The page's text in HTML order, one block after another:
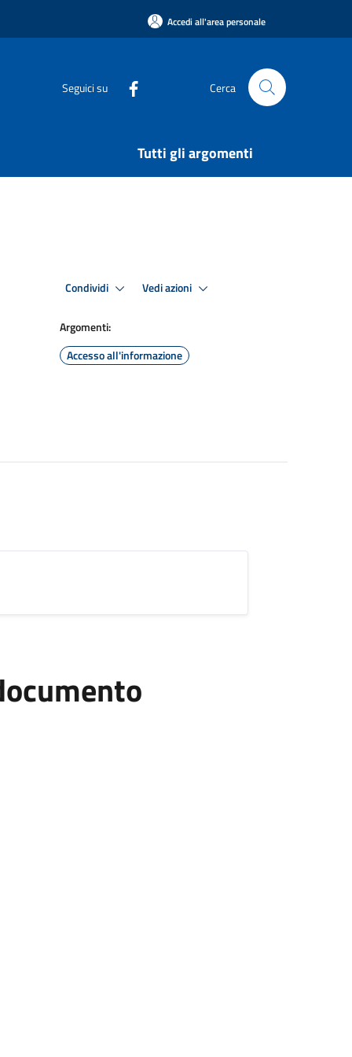
Accedi all'area personale
Seguici su Cerca
Tutti gli argomenti
Condividi Vedi azioni
Argomenti:
Accesso all'informazione